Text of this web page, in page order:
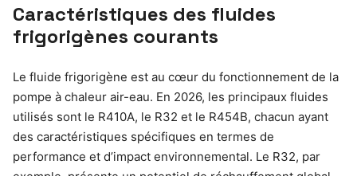
Caractéristiques des fluides
frigorigènes courants
Le fluide frigorigène est au cœur du fonctionnement de la
pompe à chaleur air-eau. En 2026, les principaux fluides
utilisés sont le R410A, le R32 et le R454B, chacun ayant
des caractéristiques spécifiques en termes de
performance et d’impact environnemental. Le R32, par